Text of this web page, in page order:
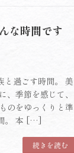
な時間です
と過ごす時間。 美
季節を感じて、
のをゆっくりと準
。 本 […]
続きを読む